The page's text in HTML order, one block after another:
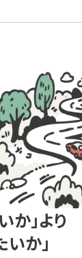
か」より
いか」